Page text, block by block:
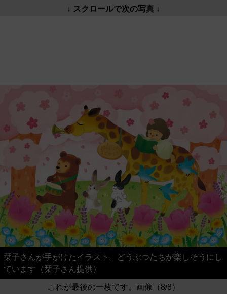
↓ スクロールで次の写真 ↓
栞子さんが手がけたイラスト。どうぶつたちが楽しそうにし
ています（栞子さん提供）
これが最後の一枚です。画像（8/8）